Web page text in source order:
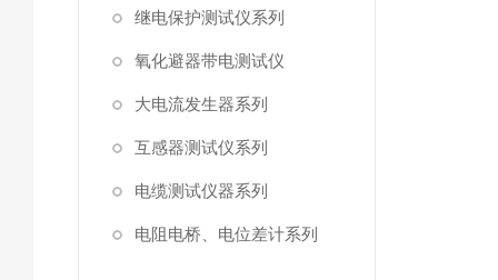
继电保护测试仪系列
氧化避器带电测试仪
大电流发生器系列
互感器测试仪系列
电缆测试仪器系列
电阻电桥、电位差计系列